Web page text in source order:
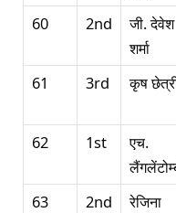
60 2nd
जी. देवेश
शर्मा
61 3rd कृष
62 1st
एच.
63 2nd
रेजिना